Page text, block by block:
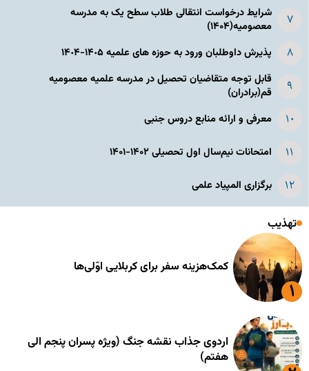
شرایط درخواست انتقالی طلاب سطح یک به مدرسه
معصومیه(۱۴۰۴)
پذیرش داوطلبان ورود به حوزه های علمیه ١۴٠۵-١۴٠۴
قابل توجه متقاضیان تحصیل در مدرسه علمیه معصومیه
قم(برادران)
معرفی و ارائه منابع دروس جنبی
امتحانات نیم‌سال اول تحصیلی ۱۴۰۲-۱۴۰۱
برگزاری المپیاد علمی
تهذیب
کمک‌هزینه سفر برای کربلایی اوّلی‌ها
اردوی جذاب نقشه جنگ (ویژه پسران پنجم الی
هفتم)